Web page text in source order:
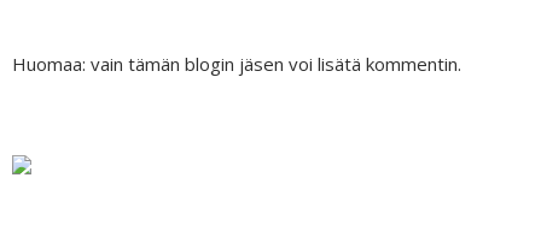
Huomaa: vain tämän blogin jäsen voi lisätä kommentin.